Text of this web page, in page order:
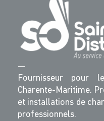
—
Fournisseur pour
Charente-Maritime.
et installations de
professionnels.